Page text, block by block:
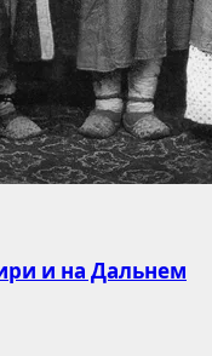
и на Дальнем